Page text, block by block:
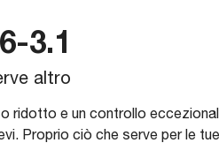
3.1
altro
ridotto e un controllo
Proprio ciò che serve per le